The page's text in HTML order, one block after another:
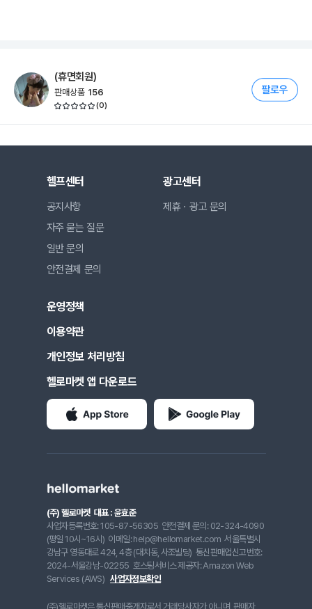
(휴면회원)
판매상품 156
(0)
헬프센터
공지사항
자주 묻는 질문
일반 문의
안전결제 문의
광고센터
제휴ㆍ광고 문의
운영정책
이용약관
개인정보 처리방침
헬로마켓 앱 다운로드
(주) 헬로마켓 대표 : 윤효준
사업자등록번호: 105-87-56305 안전결제 문의: 02-324-4090
(평일 10시~16시) 이메일: help@hellomarket.com 서울특별시
강남구 영동대로 424, 4층 (대치동, 사조빌딩) 통신판매업신고번호:
2024-서울강남-02255 호스팅서비스 제공자: Amazon Web
Services (AWS) 사업자정보확인
(주)헬로마켓은 통신판매중개자로서 거래당사자가 아니며, 판매자